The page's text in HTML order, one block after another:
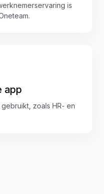
is
app
zoals HR- en